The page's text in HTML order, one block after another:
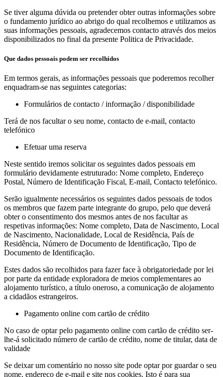
Se tiver alguma dúvida ou pretender obter outras informações sobre
o fundamento jurídico ao abrigo do qual recolhemos e utilizamos as
suas informações pessoais, agradecemos contacto através dos meios
disponibilizados no final da presente Politica de Privacidade.
Que dados pessoais podem ser recolhidos
Em termos gerais, as informações pessoais que poderemos recolher
enquadram-se nas seguintes categorias:
Formulários de contacto / informação / disponibilidade
Terá de nos facultar o seu nome, contacto de e-mail, contacto
telefónico
Efetuar uma reserva
Neste sentido iremos solicitar os seguintes dados pessoais em
formulário devidamente estruturado: Nome completo, Endereço
Postal, Número de Identificação Fiscal, E-mail, Contacto telefónico.
Serão igualmente necessários os seguintes dados pessoais de todos
os membros que fazem parte integrante do grupo, pelo que deverá
obter o consentimento dos mesmos antes de nos facultar as
respetivas informações: Nome completo, Data de Nascimento, Local
de Nascimento, Nacionalidade, Local de Residência, País de
Residência, Número de Documento de Identificação, Tipo de
Documento de Identificação.
Estes dados são recolhidos para fazer face à obrigatoriedade por lei
por parte da entidade exploradora de meios complementares ao
alojamento turístico, a título oneroso, a comunicação de alojamento
a cidadãos estrangeiros.
Pagamento online com cartão de crédito
No caso de optar pelo pagamento online com cartão de crédito ser-
lhe-á solicitado número de cartão de crédito, nome de titular, data de
validade
Se deixar um comentário no nosso site pode optar por guardar o seu
nome, endereço de e-mail e site nos cookies. Isto é para sua